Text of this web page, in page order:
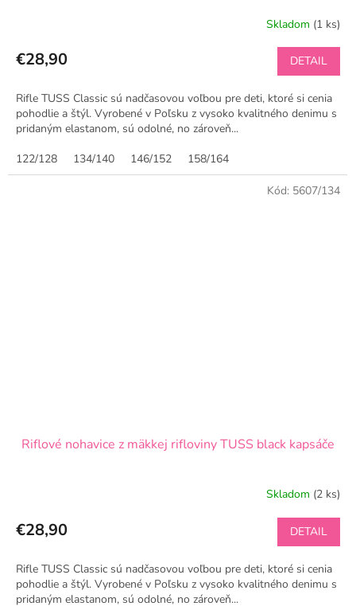
Skladom (1 ks)
€28,90 DETAIL
Rifle TUSS Classic sú nadčasovou voľbou pre deti, ktoré si cenia
pohodlie a štýl. Vyrobené v Poľsku z vysoko kvalitného denimu s
pridaným elastanom, sú odolné, no zároveň...
122/128
134/140 146/152 158/164
Riflové nohavice z mäkkej rifloviny TUSS black kapsáče
Skladom (2 ks)
€28,90 DETAIL
Rifle TUSS Classic sú nadčasovou voľbou pre deti, ktoré si cenia
pohodlie a štýl. Vyrobené v Poľsku z vysoko kvalitného denimu s
pridaným elastanom, sú odolné, no zároveň...
Kód: 5607/134